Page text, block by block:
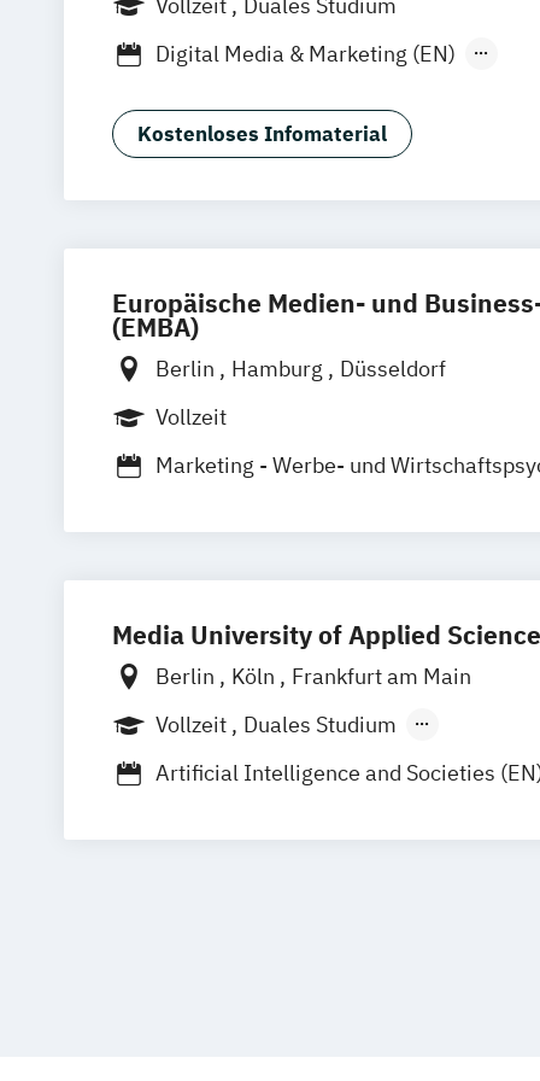
Digital Media & Marketing (EN)
Film + Motion Design (EN)
Fotografie + Neue Medien (EN)
Kostenloses Infomaterial
Europäische Medien- und
(EMBA)
Berlin Hamburg
Düsseldorf
Vollzeit
Marketing - Werbe- und
Media University of Applied
Berlin Köln
Frankfurt am Main
Vollzeit
Duales Studium
Berufsbegleitendes Präsenzstudium
Artificial Intelligence and Societies
Digitales Marketing und E-Commerce
Internationales Marketing und